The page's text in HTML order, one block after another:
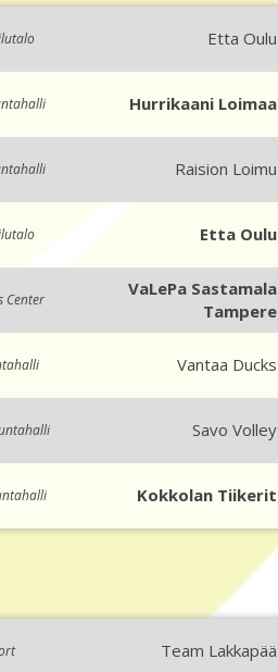
Etta Oulu
Hurrikaani Loimaa
Raision Loimu
Etta Oulu
Center
VaLePa Sastamala
Tampere
Vantaa Ducks
Savo Volley
Kokkolan Tiikerit
Team Lakkapää